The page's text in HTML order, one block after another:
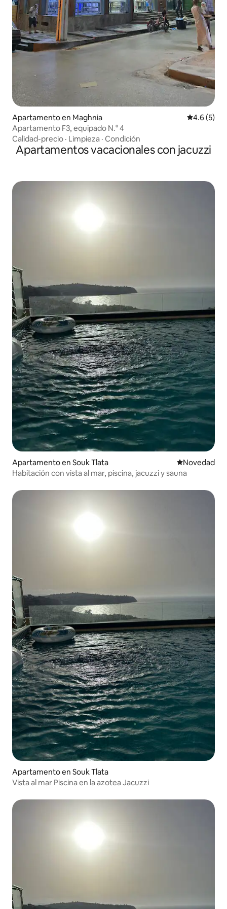
Apartamento en Maghnia
4.6 (5)
Apartamento F3, equipado N.° 4
Calidad-precio · Limpieza · Condición
Apartamentos vacacionales con jacuzzi
Apartamento en Souk Tlata Lugar para
Novedad
Habitación con vista al mar, piscina, jacuzzi y sauna
Apartamento en Souk Tlata
Vista al mar Piscina en la azotea Jacuzzi